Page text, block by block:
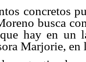
concretos
busca
hay en un
Marjorie, en